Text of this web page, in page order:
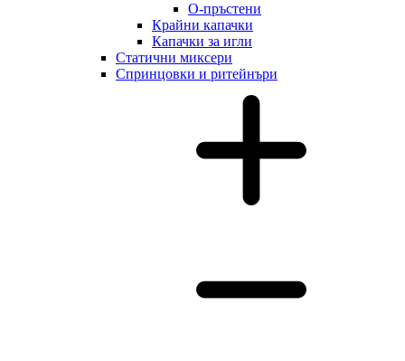
О-пръстени
Крайни капачки
Капачки за игли
Статични миксери
Cпринцовки и ритейнъри